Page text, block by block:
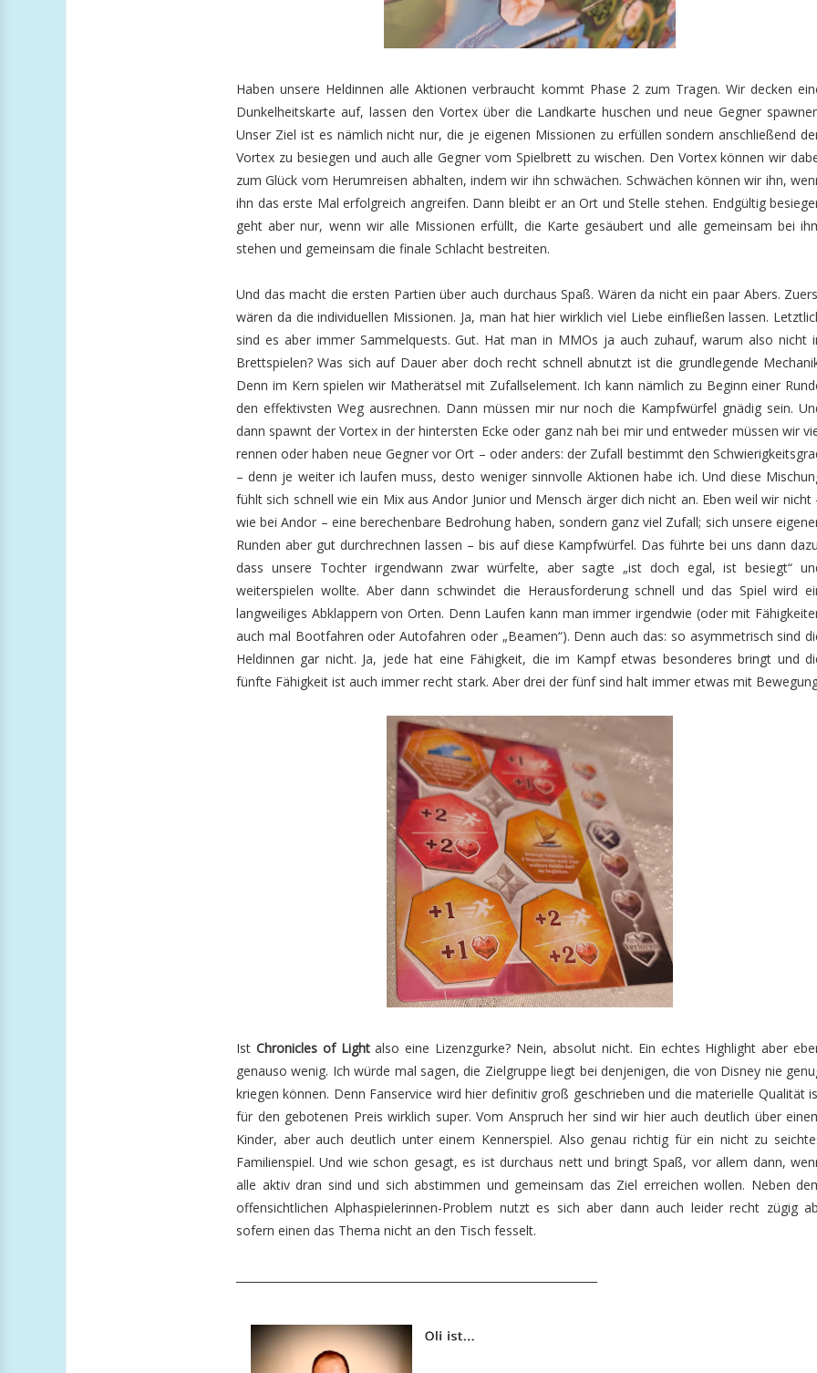
Haben unsere Heldinnen alle Aktionen verbraucht kommt Phase 2 zum Tragen. Wir decken
Dunkelheitskarte auf, lassen den Vortex über die Landkarte huschen und neue Gegner
Unser Ziel ist es nämlich nicht nur, die je eigenen Missionen zu erfüllen sondern anschließend
Vortex zu besiegen und auch alle Gegner vom Spielbrett zu wischen. Den Vortex können wir
zum Glück vom Herumreisen abhalten, indem wir ihn schwächen. Schwächen können wir ihn,
ihn das erste Mal erfolgreich angreifen. Dann bleibt er an Ort und Stelle stehen. Endgültig
geht aber nur, wenn wir alle Missionen erfüllt, die Karte gesäubert und alle gemeinsam bei
stehen und gemeinsam die finale Schlacht bestreiten.
Und das macht die ersten Partien über auch durchaus Spaß. Wären da nicht ein paar Abers.
wären da die individuellen Missionen. Ja, man hat hier wirklich viel Liebe einfließen lassen.
sind es aber immer Sammelquests. Gut. Hat man in MMOs ja auch zuhauf, warum also nicht
Brettspielen? Was sich auf Dauer aber doch recht schnell abnutzt ist die grundlegende
Denn im Kern spielen wir Matherätsel mit Zufallselement. Ich kann nämlich zu Beginn einer
den effektivsten Weg ausrechnen. Dann müssen mir nur noch die Kampfwürfel gnädig sein.
dann spawnt der Vortex in der hintersten Ecke oder ganz nah bei mir und entweder müssen wir
rennen oder haben neue Gegner vor Ort – oder anders: der Zufall bestimmt den
– denn je weiter ich laufen muss, desto weniger sinnvolle Aktionen habe ich. Und diese
fühlt sich schnell wie ein Mix aus Andor Junior und Mensch ärger dich nicht an. Eben weil wir nicht
wie bei Andor – eine berechenbare Bedrohung haben, sondern ganz viel Zufall; sich unsere
Runden aber gut durchrechnen lassen – bis auf diese Kampfwürfel. Das führte bei uns dann
dass unsere Tochter irgendwann zwar würfelte, aber sagte „ist doch egal, ist besiegt“
weiterspielen wollte. Aber dann schwindet die Herausforderung schnell und das Spiel wird
langweiliges Abklappern von Orten. Denn Laufen kann man immer irgendwie (oder mit
auch mal Bootfahren oder Autofahren oder „Beamen“). Denn auch das: so asymmetrisch sind
Heldinnen gar nicht. Ja, jede hat eine Fähigkeit, die im Kampf etwas besonderes bringt und
fünfte Fähigkeit ist auch immer recht stark. Aber drei der fünf sind halt immer etwas mit
Ist Chronicles of Lightalso eine Lizenzgurke? Nein, absolut nicht. Ein echtes Highlight aber
genauso wenig. Ich würde mal sagen, die Zielgruppe liegt bei denjenigen, die von Disney nie
kriegen können. Denn Fanservice wird hier definitiv groß geschrieben und die materielle Qualität
für den gebotenen Preis wirklich super. Vom Anspruch her sind wir hier auch deutlich über
Kinder, aber auch deutlich unter einem Kennerspiel. Also genau richtig für ein nicht zu
Familienspiel. Und wie schon gesagt, es ist durchaus nett und bringt Spaß, vor allem dann,
alle aktiv dran sind und sich abstimmen und gemeinsam das Ziel erreichen wollen. Neben
offensichtlichen Alphaspielerinnen-Problem nutzt es sich aber dann auch leider recht zügig
sofern einen das Thema nicht an den Tisch fesselt.